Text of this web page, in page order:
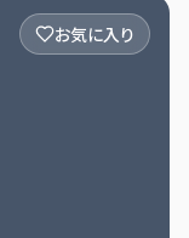
お気に入り